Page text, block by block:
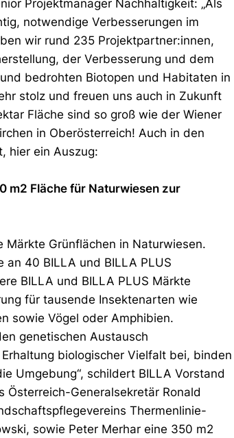
Projektmanager Nachhaltigkeit: „Als
notwendige Verbesserungen im
wir rund 235 Projektpartner:innen,
der Verbesserung und dem
bedrohten Biotopen und Habitaten in
stolz und freuen uns auch in Zukunft
Fläche sind so groß wie der Wiener
in Oberösterreich! Auch in den
hier ein Auszug:
m2 Fläche für Naturwiesen zur
Märkte Grünflächen in Naturwiesen.
40 BILLA und BILLA PLUS
BILLA und BILLA PLUS Märkte
für tausende Insektenarten wie
sowie Vögel oder Amphibien.
genetischen Austausch
biologischer Vielfalt bei, binden
Umgebung“, schildert BILLA Vorstand
Österreich-Generalsekretär Ronald
Thermenlinie-
sowie Peter Merhar eine 350 m2